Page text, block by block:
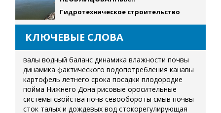
Гидротехническое строительство
КЛЮЧЕВЫЕ СЛОВА
валы водный баланс динамика влажности почвы
динамика фактического водопотребления канавы
картофель летнего срока посадки плодородие
пойма Нижнего Дона рисовые оросительные
системы свойства почв севообороты смыв почвы
сток талых и дождевых вод стокорегулирующая